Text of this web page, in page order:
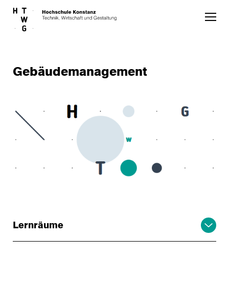
Skip to main content
Gebäudemanagement
Lernräume